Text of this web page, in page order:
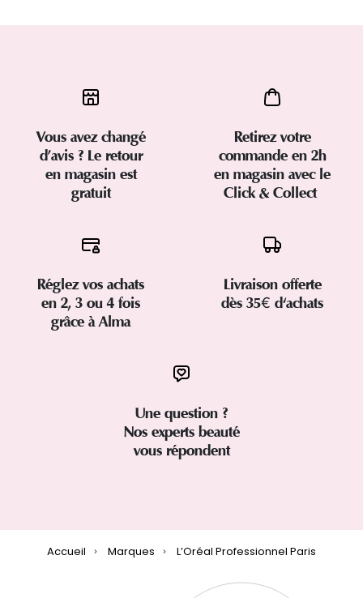
Vous avez changé
d’avis ? Le retour
en magasin est
gratuit
Retirez votre
commande en 2h
en magasin avec le
Click & Collect
Réglez vos achats
en 2, 3 ou 4 fois
grâce à Alma
Livraison offerte
dès 35€ d'achats
Une question ?
Nos experts beauté
vous répondent
Accueil Marques L’Oréal Professionnel Paris